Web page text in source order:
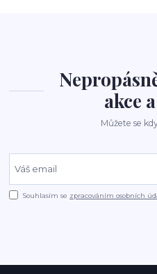
akce
Můžete se
Souhlasím se zpracováním osobních